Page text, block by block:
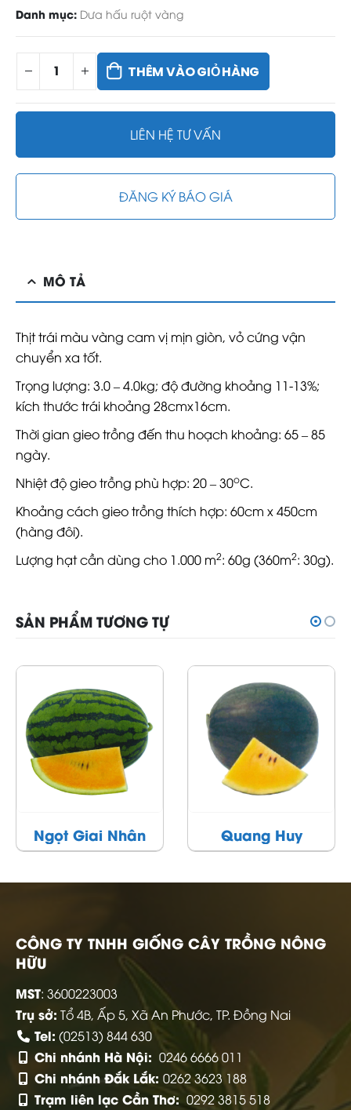
Danh mục: Dưa hấu ruột vàng
THÊM VÀO GIỎ HÀNG
LIÊN HỆ TƯ VẤN
ĐĂNG KÝ BÁO GIÁ
MÔ TẢ
Thịt trái màu vàng cam vị mịn giòn, vỏ cứng vận
chuyển xa tốt.
Trọng lượng: 3.0 – 4.0kg; độ đường khoảng 11-13%;
kích thước trái khoảng 28cmx16cm.
Thời gian gieo trồng đến thu hoạch khoảng: 65 – 85
ngày.
Nhiệt độ gieo trồng phù hợp: 20 – 30oC.
Khoảng cách gieo trồng thích hợp: 60cm x 450cm
(hàng đôi).
Lượng hạt cần dùng cho 1.000 m2: 60g (360m2: 30g).
SẢN PHẨM TƯƠNG TỰ
Quang Huy Kim Khôi
CÔNG TY TNHH GIỐNG CÂY TRỒNG NÔNG
HỮU
MST: 3600223003
Trụ sở: Tổ 4B, Ấp 5, Xã An Phước, TP. Đồng Nai
Tel: (02513) 844 630
Chi nhánh Hà Nội: 0246 6666 011
Chi nhánh Đắk Lắk: 0262 3623 188
Trạm liên lạc Cần Thơ: 0292 3815 518